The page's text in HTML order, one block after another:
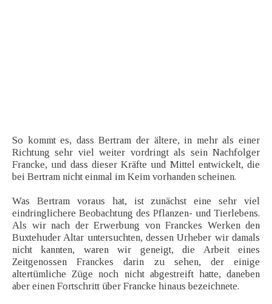
So kommt es, dass Bertram der ältere, in mehr als einer
Richtung sehr viel weiter vordringt als sein Nachfolger
Francke, und dass dieser Kräfte und Mittel entwickelt, die
bei Bertram nicht einmal im Keim vorhanden scheinen.
Was Bertram voraus hat, ist zunächst eine sehr viel
eindringlichere Beobachtung des Pflanzen- und Tierlebens.
Als wir nach der Erwerbung von Franckes Werken den
Buxtehuder Altar untersuchten, dessen Urheber wir damals
nicht kannten, waren wir geneigt, die Arbeit eines
Zeitgenossen Franckes darin zu sehen, der einige
altertümliche Züge noch nicht abgestreift hatte, daneben
aber einen Fortschritt über Francke hinaus bezeichnete.